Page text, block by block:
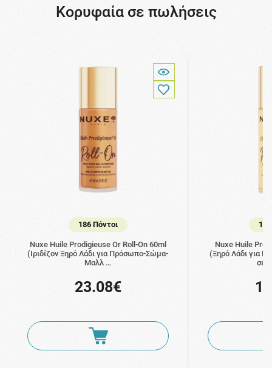
Κορυφαία σε πωλήσεις
186 Πόντοι
Nuxe Huile Prodigieuse Or Roll-On 60ml
(Ιριδίζον Ξηρό Λάδι για Πρόσωπο-Σώμα-
Μαλλ …
23.08€
Nuxe Huile
(Ξηρό Λάδι για
σε